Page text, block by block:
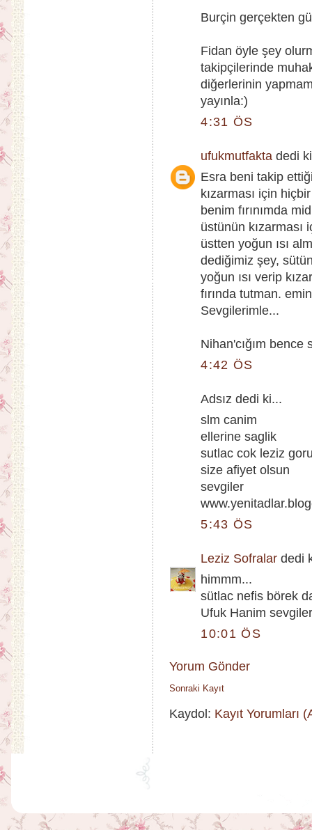
Burçin gerçekten
Fidan öyle şey
takipçilerinde
diğerlerinin
yayınla:)
4:31 ÖS
ufukmutfakta dedi
Esra beni takip
kızarması için
benim fırınımda
üstünün kızarması
üstten yoğun ısı
dediğimiz şey,
yoğun ısı verip
fırında tutman.
Sevgilerimle...
Nihan'cığım
4:42 ÖS
Adsız dedi ki...
slm canim
ellerine saglik
sutlac cok leziz
size afiyet olsun
sevgiler
5:43 ÖS
Leziz Sofralar dedi
himmm...
sütlac nefis börek
Ufuk Hanim
10:01 ÖS
Yorum Gönder
Sonraki Kayıt
Kaydol: Kayıt Yorumları